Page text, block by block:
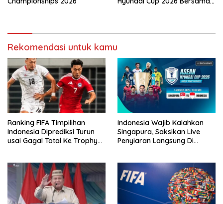
Rekomendasi untuk kamu
Ranking FIFA Timpilihan
Indonesia Diprediksi Turun
usai Gagal Total Ke Trophy
Indonesia Wajib Kalahkan
Singapura, Saksikan Live
Penyiaran Langsung Di